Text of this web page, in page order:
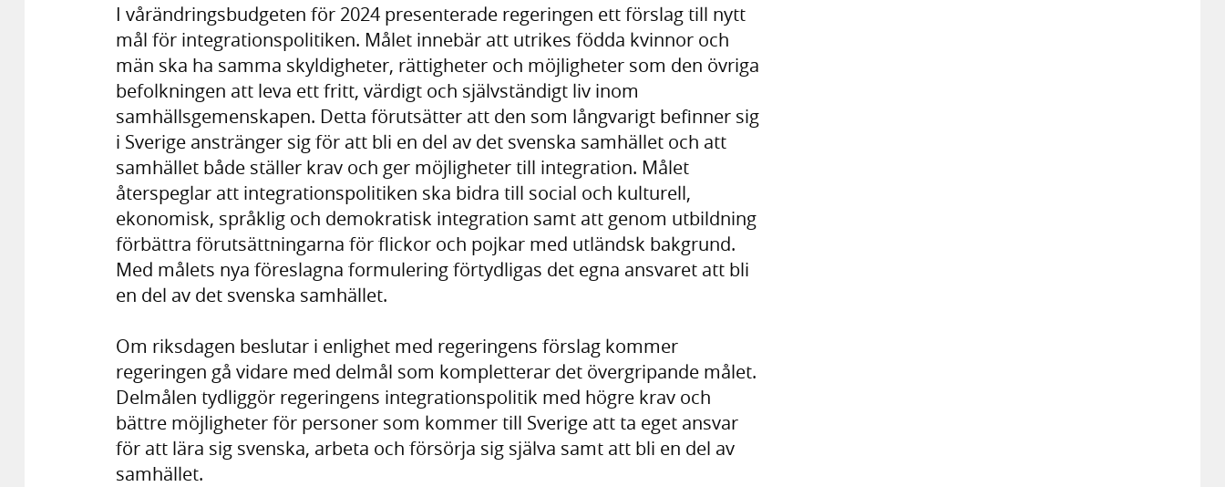
I vårändringsbudgeten för 2024 presenterade regeringen ett förslag till nytt
mål för integrationspolitiken. Målet innebär att utrikes födda kvinnor och
män ska ha samma skyldigheter, rättigheter och möjligheter som den övriga
befolkningen att leva ett fritt, värdigt och självständigt liv inom
samhällsgemenskapen. Detta förutsätter att den som långvarigt befinner sig
i Sverige anstränger sig för att bli en del av det svenska samhället och att
samhället både ställer krav och ger möjligheter till integration. Målet
återspeglar att integrationspolitiken ska bidra till social och kulturell,
ekonomisk, språklig och demokratisk integration samt att genom utbildning
förbättra förutsättningarna för flickor och pojkar med utländsk bakgrund.
Med målets nya föreslagna formulering förtydligas det egna ansvaret att bli
en del av det svenska samhället.
Om riksdagen beslutar i enlighet med regeringens förslag kommer
regeringen gå vidare med delmål som kompletterar det övergripande målet.
Delmålen tydliggör regeringens integrationspolitik med högre krav och
bättre möjligheter för personer som kommer till Sverige att ta eget ansvar
för att lära sig svenska, arbeta och försörja sig själva samt att bli en del av
samhället.